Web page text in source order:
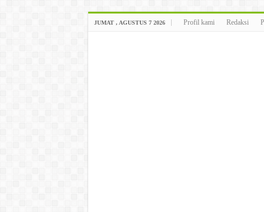
JUMAT , AGUSTUS 7 2026 Profil kami Redaksi